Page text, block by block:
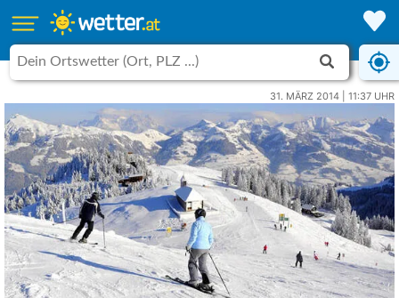
31. MÄRZ 2014 | 11:37 UHR